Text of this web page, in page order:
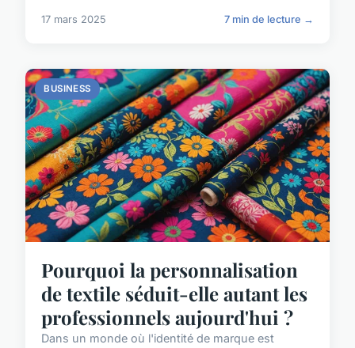
17 mars 2025 7 min de lecture →
BUSINESS
Pourquoi la personnalisation
de textile séduit-elle autant les
professionnels aujourd'hui ?
Dans un monde où l'identité de marque est